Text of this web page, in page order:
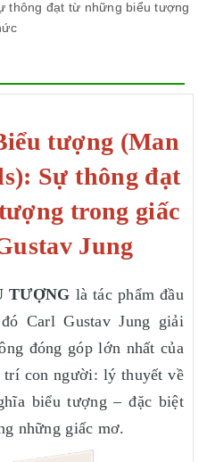
thông đạt từ những biểu tượng
tượng (Man
Sự thông đạt
trong giấc
Jung
TƯỢNG là tác phẩm đầu
Carl Gustav Jung giải
đóng góp lớn nhất của
trí con người: lý thuyết về
biểu tượng – đặc biệt
những giấc mơ.